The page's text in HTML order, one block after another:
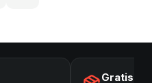
Gratis